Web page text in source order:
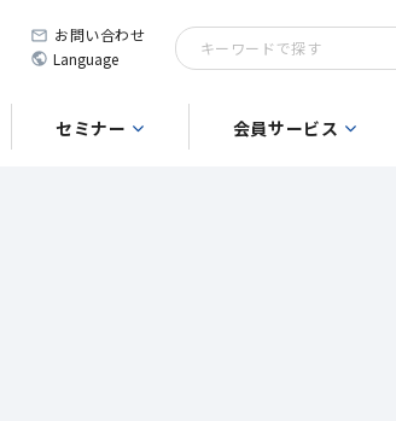
お問い合わせ
public Language
セミナー 会員サービス